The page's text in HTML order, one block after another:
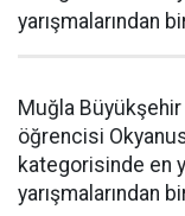
yarışmalarından
Muğla
öğrencisi
kategorisinde en
yarışmalarından